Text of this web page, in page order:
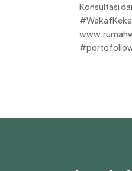
Konsultasi